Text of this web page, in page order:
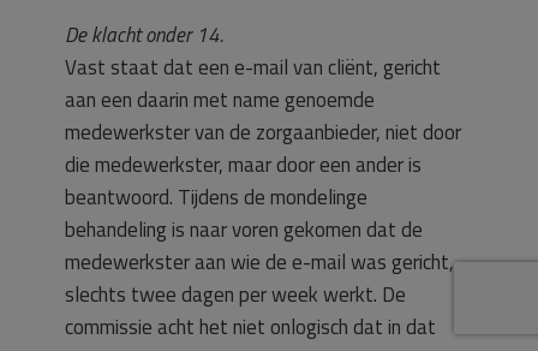
De klacht onder 14.
Vast staat dat een e-mail van cliënt, gericht
aan een daarin met name genoemde
medewerkster van de zorgaanbieder, niet door
die medewerkster, maar door een ander is
beantwoord. Tijdens de mondelinge
behandeling is naar voren gekomen dat de
medewerkster aan wie de e-mail was gericht,
slechts twee dagen per week werkt. De
commissie acht het niet onlogisch dat in dat